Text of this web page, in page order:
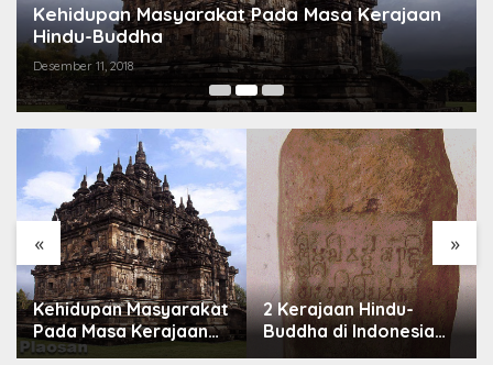
Kehidupan Masyarakat Pada Masa Kerajaan
Hindu-Buddha
Desember 11, 2018
« »
Kehidupan Masyarakat
Pada Masa Kerajaan
Hindu-Buddha
2 Kerajaan Hindu-
Buddha di Indonesia